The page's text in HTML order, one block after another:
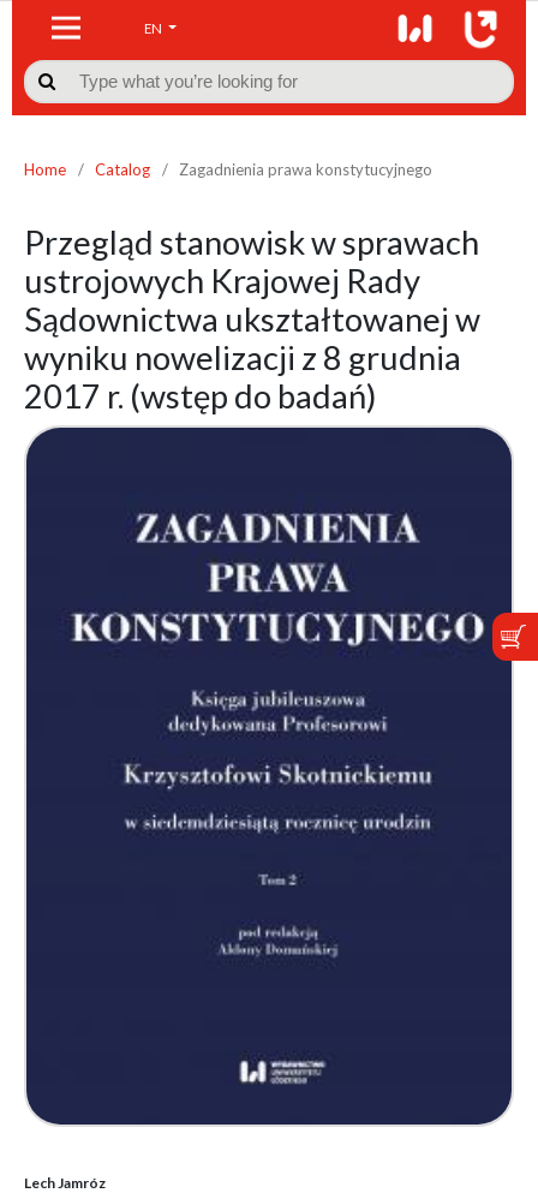
EN

Home / Catalog / Zagadnienia prawa konstytucyjnego
Przegląd stanowisk w sprawach
ustrojowych Krajowej Rady
Sądownictwa ukształtowanej w
wyniku nowelizacji z 8 grudnia
2017 r. (wstęp do badań)
Lech Jamróz